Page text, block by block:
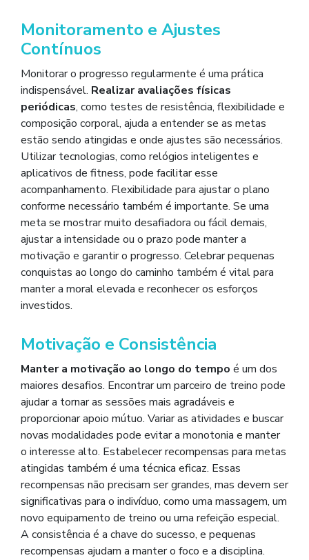
Monitoramento e Ajustes
Contínuos
Monitorar o progresso regularmente é uma prática
indispensável. Realizar avaliações físicas
periódicas, como testes de resistência, flexibilidade e
composição corporal, ajuda a entender se as metas
estão sendo atingidas e onde ajustes são necessários.
Utilizar tecnologias, como relógios inteligentes e
aplicativos de fitness, pode facilitar esse
acompanhamento. Flexibilidade para ajustar o plano
conforme necessário também é importante. Se uma
meta se mostrar muito desafiadora ou fácil demais,
ajustar a intensidade ou o prazo pode manter a
motivação e garantir o progresso. Celebrar pequenas
conquistas ao longo do caminho também é vital para
manter a moral elevada e reconhecer os esforços
investidos.
Motivação e Consistência
Manter a motivação ao longo do tempo é um dos
maiores desafios. Encontrar um parceiro de treino pode
ajudar a tornar as sessões mais agradáveis e
proporcionar apoio mútuo. Variar as atividades e buscar
novas modalidades pode evitar a monotonia e manter
o interesse alto. Estabelecer recompensas para metas
atingidas também é uma técnica eficaz. Essas
recompensas não precisam ser grandes, mas devem ser
significativas para o indivíduo, como uma massagem, um
novo equipamento de treino ou uma refeição especial.
A consistência é a chave do sucesso, e pequenas
recompensas ajudam a manter o foco e a disciplina.